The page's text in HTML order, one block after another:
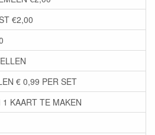
€2,00
€ 0,99 PER SET
KAART TE MAKEN